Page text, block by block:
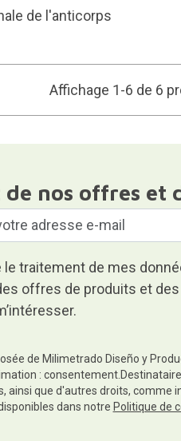
de l'anticorps
Affichage 1-6 de 6
nos offres et
le traitement de mes
offres de produits et
de Milimetrado Diseño y
:
ainsi que d'autres droits,
dans notre Politique de